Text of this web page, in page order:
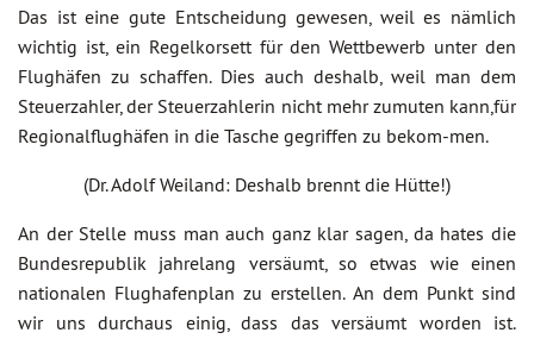
Das ist eine gute Entscheidung gewesen, weil es nämlich
wichtig ist, ein Regelkorsett für den Wettbewerb unter den
Flughäfen zu schaffen. Dies auch deshalb, weil man dem
Steuerzahler, der Steuerzahlerin nicht mehr zumuten kann,für
Regionalflughäfen in die Tasche gegriffen zu bekom-men.
(Dr. Adolf Weiland: Deshalb brennt die Hütte!)
An der Stelle muss man auch ganz klar sagen, da hates die
Bundesrepublik jahrelang versäumt, so etwas wie einen
nationalen Flughafenplan zu erstellen. An dem Punkt sind
wir uns durchaus einig, dass das versäumt worden ist.